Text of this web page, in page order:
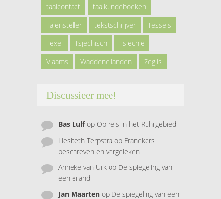
taalcontact
taalkundeboeken
Talensteller
tekstschrijver
Tessels
Texel
Tsjechisch
Tsjechië
Vlaams
Waddeneilanden Zeglis
Discussieer mee!
Bas Lulfop Op reis in het Ruhrgebied
Liesbeth Terpstra op Franekers
beschreven en vergeleken
Anneke van Urk op De spiegeling van
een eiland
Jan Maarten op De spiegeling van een